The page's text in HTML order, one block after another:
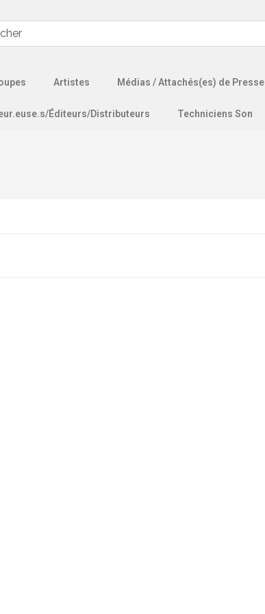
Artistes Médias / Attachés(es) de Presse
Éditeurs/Distributeurs Techniciens Son